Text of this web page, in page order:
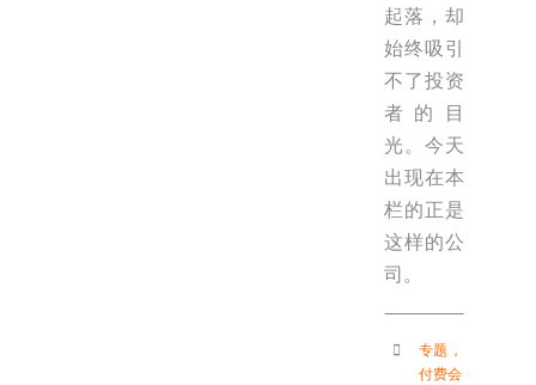
起落，却
始终吸引
不了投资
者的目
光。今天
出现在本
栏的正是
这样的公
司。
专题 ，
付费会